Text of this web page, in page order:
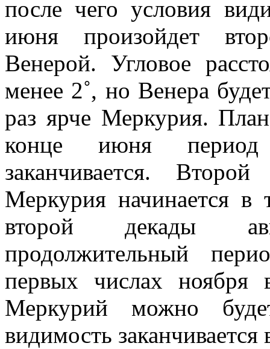
после чего условия
июня произойдет
Венерой. Угловое
менее 2˚, но Венера
раз ярче Меркурия.
конце июня
заканчивается.
Меркурия начинается в
второй декады
продолжительный
первых числах ноября
Меркурий можно
видимость